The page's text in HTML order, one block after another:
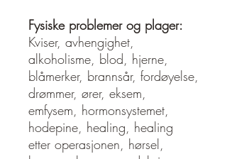
Fysiske problemer og plager:
Kviser, avhengighet,
alkoholisme, blod, hjerne,
blåmerker, brannsår, fordøyelse,
drømmer, ører, eksem,
emfysem, hormonsystemet,
hodepine, healing, healing
etter operasjonen, hørsel,